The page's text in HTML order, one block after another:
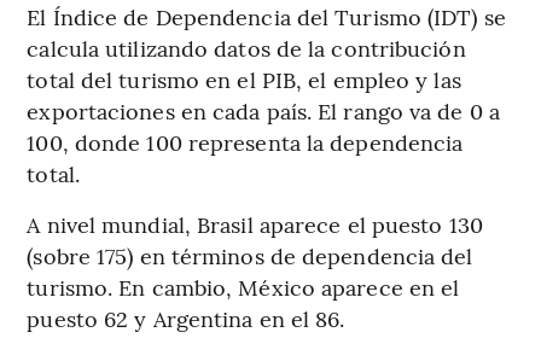
El Índice de Dependencia del Turismo (IDT) se
calcula utilizando datos de la contribución
total del turismo en el PIB, el empleo y las
exportaciones en cada país. El rango va de 0 a
100, donde 100 representa la dependencia
total.
A nivel mundial, Brasil aparece el puesto 130
(sobre 175) en términos de dependencia del
turismo. En cambio, México aparece en el
puesto 62 y Argentina en el 86.